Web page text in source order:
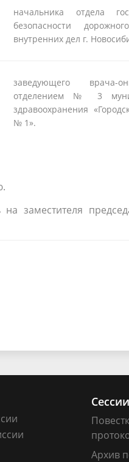
начальника отдела
безопасности
внутренних дел г.
заведующего врача-
отделением № 3
здравоохранения
№ 1».
заместителя
Сессии
Архив